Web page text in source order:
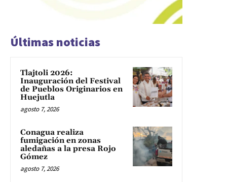
Últimas noticias
Tlajtoli 2026:
Inauguración del Festival
de Pueblos Originarios en
Huejutla
agosto 7, 2026
Conagua realiza
fumigación en zonas
aledañas a la presa Rojo
Gómez
agosto 7, 2026